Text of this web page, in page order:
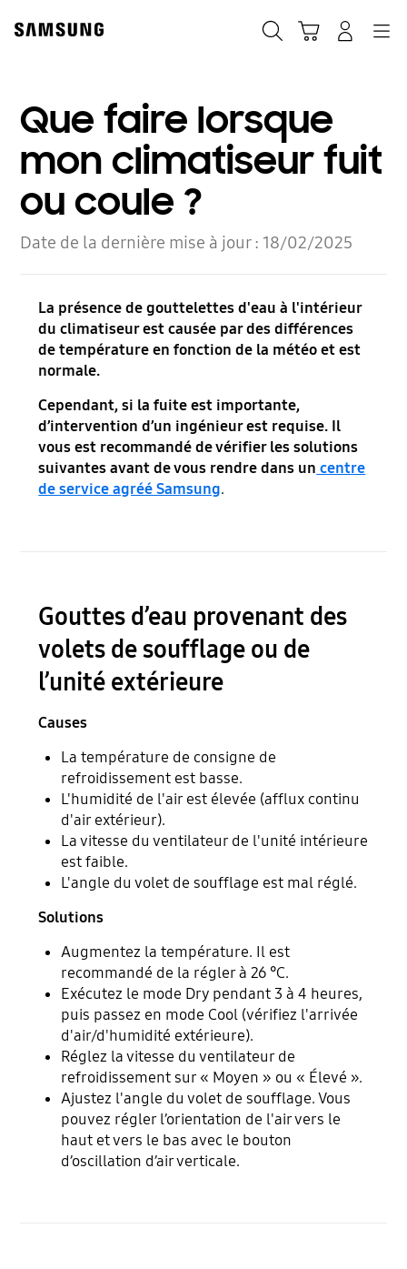
content
Que faire lorsque
mon climatiseur fuit
ou coule ?
Date de la dernière mise à jour : 18/02/2025
La présence de gouttelettes d'eau à l'intérieur
du climatiseur est causée par des différences
de température en fonction de la météo et est
normale.
Cependant, si la fuite est importante,
d’intervention d’un ingénieur est requise. Il
vous est recommandé de vérifier les solutions
suivantes avant de vous rendre dans un centre
de service agréé Samsung.
Gouttes d’eau provenant des
volets de soufflage ou de
l’unité extérieure
Causes
La température de consigne de
refroidissement est basse.
L'humidité de l'air est élevée (afflux continu
d'air extérieur).
La vitesse du ventilateur de l'unité intérieure
est faible.
L'angle du volet de soufflage est mal réglé.
Solutions
Augmentez la température. Il est
recommandé de la régler à 26 °C.
Exécutez le mode Dry pendant 3 à 4 heures,
puis passez en mode Cool (vérifiez l'arrivée
d'air/d'humidité extérieure).
Réglez la vitesse du ventilateur de
refroidissement sur « Moyen » ou « Élevé ».
Ajustez l'angle du volet de soufflage. Vous
pouvez régler l’orientation de l'air vers le
haut et vers le bas avec le bouton
d’oscillation d’air verticale.